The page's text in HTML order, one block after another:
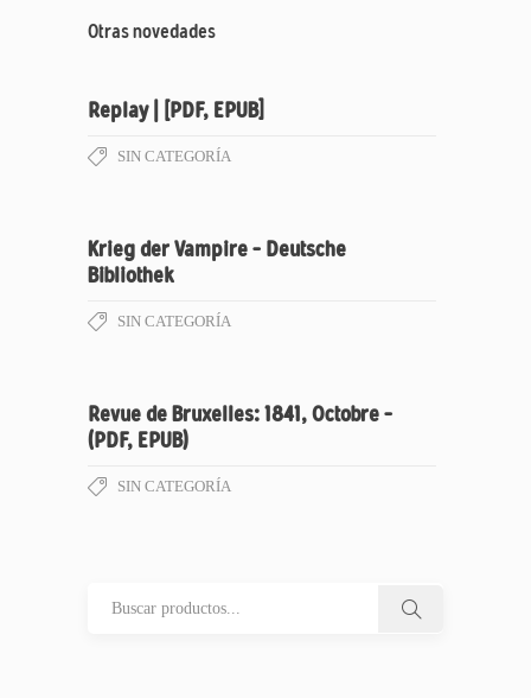
Otras novedades
Replay | [PDF, EPUB]
SIN CATEGORÍA
Krieg der Vampire – Deutsche
Bibliothek
SIN CATEGORÍA
Revue de Bruxelles: 1841, Octobre –
(PDF, EPUB)
SIN CATEGORÍA